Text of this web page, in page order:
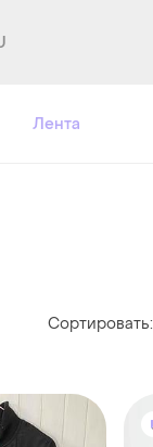
Лента
Сортировать: